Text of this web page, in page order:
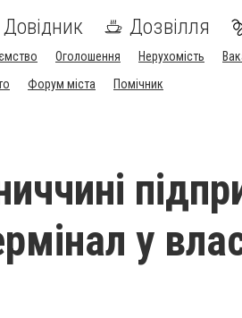
Довідник Дозвілля
Оголошення Нерухомість
Форум міста Помічник
у